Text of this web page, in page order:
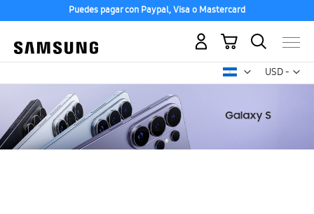
Puedes pagar con Paypal, Visa o Mastercard
USD -
dólar
Mi carrito